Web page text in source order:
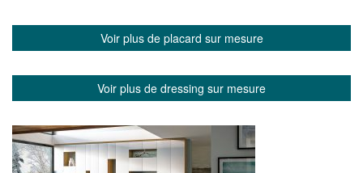
Voir plus de placard sur mesure
Voir plus de dressing sur mesure